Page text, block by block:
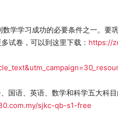
学学习成功的必要条件之一。要
试卷，可以到这里下载： https://
国语、英语、数学和科学五大科
sjkc-qb-s1-free